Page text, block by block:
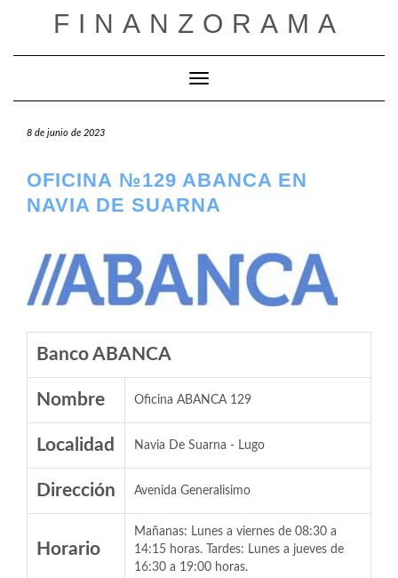
FINANZORAMA
Cambiar modo de navegación
8 de junio de 2023
OFICINA №129 ABANCA EN
NAVIA DE SUARNA
Banco ABANCA
Nombre Oficina ABANCA 129
Localidad Navia De Suarna - Lugo
Dirección Avenida Generalisimo
Horario
Mañanas: Lunes a viernes de 08:30 a
14:15 horas. Tardes: Lunes a jueves de
16:30 a 19:00 horas.